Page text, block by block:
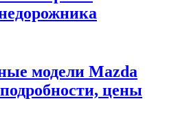
модели Mazda
цены